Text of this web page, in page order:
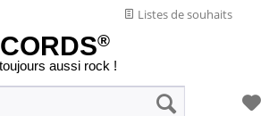
Listes de souhaits
®
aussi rock !